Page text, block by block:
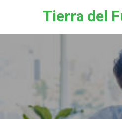
Tierra del